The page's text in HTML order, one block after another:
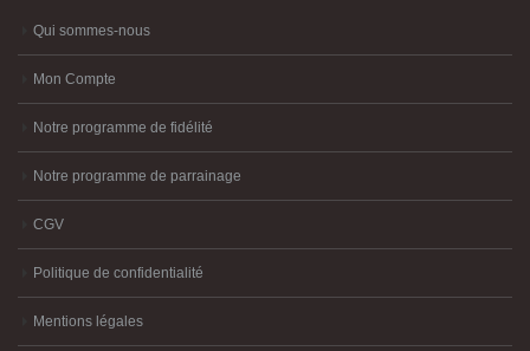
Qui sommes-nous
Mon Compte
Notre programme de fidélité
Notre programme de parrainage
CGV
Politique de confidentialité
Mentions légales